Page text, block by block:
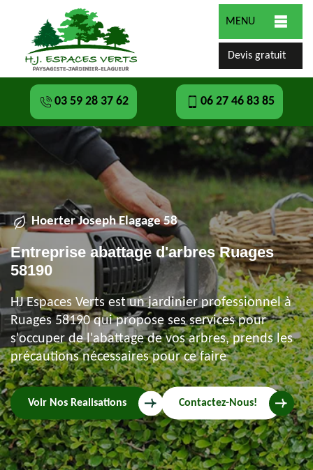
MENU
Devis gratuit
03 59 28 37 62 06 27 46 83 85
Hoerter Joseph Elagage 58
Entreprise abattage d'arbres Ruages
58190
HJ Espaces Verts est un jardinier professionnel à
Ruages 58190 qui propose ses services pour
s'occuper de l'abattage de vos arbres, prends les
précautions nécessaires pour ce faire
Voir Nos Realisations Contactez-Nous!